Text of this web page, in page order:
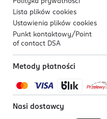
Lista plików cookies
Ustawienia plików cookies
Punkt kontaktowy/ Point
of contact DSA
Metody płatności
Nasi dostawcy